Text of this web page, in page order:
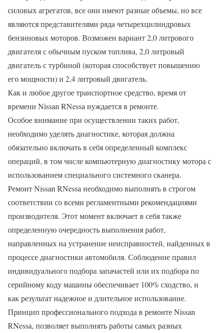
силовых агрегатов, все они имеют разные объемы, но все
являются представителями ряда четырехцилиндровых
бензиновых моторов. Возможен вариант 2,0 литрового
двигателя с обычным пуском топлива, 2,0 литровый
двигатель с турбиной (которая способствует повышению
его мощности) и 2,4 литровый двигатель.
Как и любое другое транспортное средство, время от
времени Nissan RNessa нуждается в ремонте.
Особое внимание при осуществлении таких работ,
необходимо уделять диагностике, которая должна
обязательно включать в себя определенный комплекс
операций, в том числе компьютерную диагностику мотора с
использованием специального системного сканера.
Ремонт Nissan RNessa необходимо выполнять в строгом
соответствии со всеми регламентными рекомендациями
производителя. Этот момент включает в себя также
определенную очередность выполнения работ,
направленных на устранение неисправностей, найденных в
процессе диагностики автомобиля. Соблюдение правил
индивидуального подбора запачастей или их подбора по
серийному коду машины обеспечивает 100% сходство, и
как результат надежное и длительное использование.
Принцип профессионального подхода в ремонте Nissan
RNessa, позволяет выполнять работы самых разных